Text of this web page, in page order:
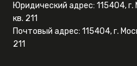
Юридический адрес: 115404,
кв. 211
Почтовый адрес: 115404, г.
211